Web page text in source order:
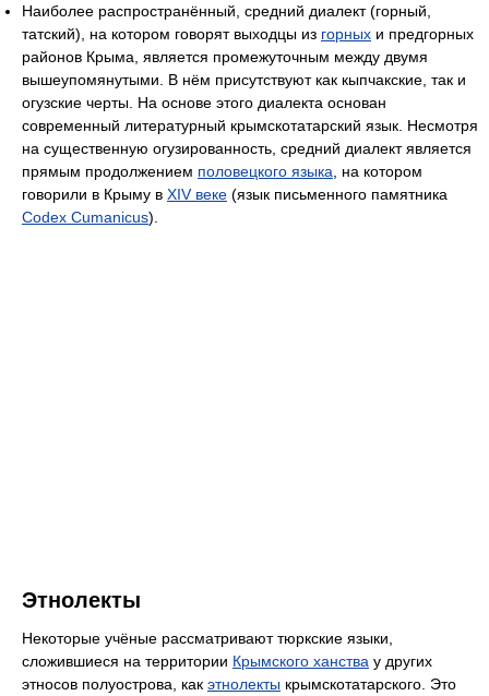
Наиболее распространённый, средний диалект (горный,
татский), на котором говорят выходцы из горных и предгорных
районов Крыма, является промежуточным между двумя
вышеупомянутыми. В нём присутствуют как кыпчакские, так и
огузские черты. На основе этого диалекта основан
современный литературный крымскотатарский язык. Несмотря
на существенную огузированность, средний диалект является
прямым продолжением половецкого языка , на котором
говорили в Крыму в XIV веке (язык письменного памятника
Codex Cumanicus).
Этнолекты
Некоторые учёные рассматривают тюркские языки,
сложившиеся на территории Крымского ханства у других
этносов полуострова, как этнолекты крымскотатарского. Это